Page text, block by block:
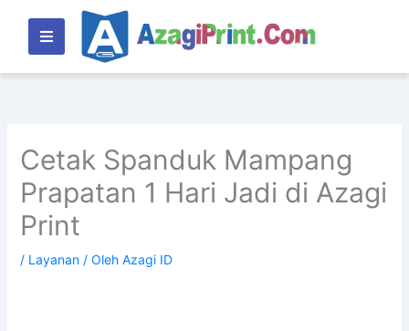
konten
Cetak Spanduk Mampang
Prapatan 1 Hari Jadi di Azagi
Print
/ Layanan/ Oleh Azagi ID